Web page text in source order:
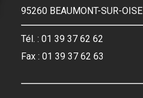
95260 BEAUMONT-SUR-OISE
Tél. : 01 39 37 62 62
Fax : 01 39 37 62 63